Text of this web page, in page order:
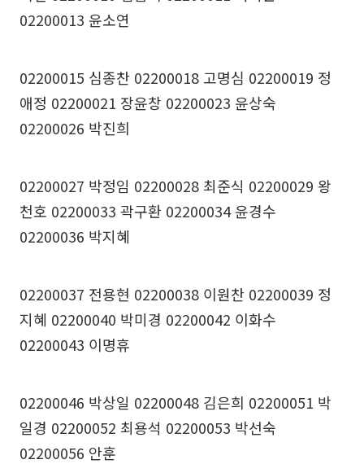
02200013 윤소연
02200015 심종찬 02200018 고명심 02200019 정
애정 02200021 장윤창 02200023 윤상숙
02200026 박진희
02200027 박정임 02200028 최준식 02200029 왕
천호 02200033 곽구환 02200034 윤경수
02200036 박지혜
02200037 전용현 02200038 이원찬 02200039 정
지혜 02200040 박미경 02200042 이화수
02200043 이명휴
02200046 박상일 02200048 김은희 02200051 박
일경 02200052 최용석 02200053 박선숙
02200056 안훈